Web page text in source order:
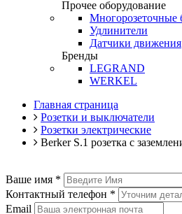
Прочее оборудование
Многорозеточные
Удлинители
Датчики движения
Бренды
LEGRAND
WERKEL
Главная страница
Розетки и выключатели
Розетки электрические
Berker S.1 розетка с
Ваше имя *
Контактный телефон *
Email